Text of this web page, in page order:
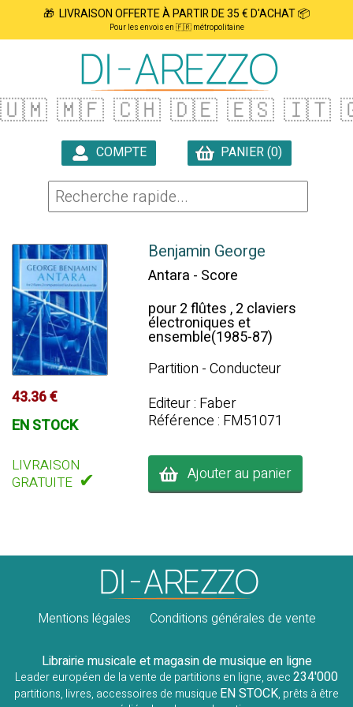
🎁 LIVRAISON OFFERTE À PARTIR DE 35 € D'ACHAT 📦
Pour les envois en 🇫🇷 métropolitaine
🇺🇲 🇲🇫 🇨🇭 🇩🇪 🇪🇸 🇮🇹
COMPTE
PANIER (0)
43.36 €
EN STOCK
LIVRAISON
GRATUITE ✔
Benjamin George
Antara - Score
pour 2 flûtes , 2 claviers
électroniques et
ensemble(1985-87)
Partition - Conducteur
Editeur : Faber
Référence : FM51071
Ajouter au panier
Mentions légales Conditions générales de vente
Librairie musicale et magasin de musique en ligne
Leader européen de la vente de partitions en ligne, avec234'000
partitions, livres, accessoires de musique EN STOCK, prêts à être